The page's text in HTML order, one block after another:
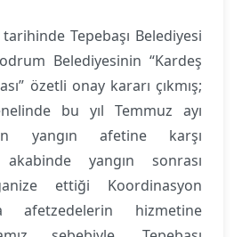
Tepebaşı Belediyesi
Belediyesinin “Kardeş
özetli onay kararı çıkmış;
bu yıl Temmuz ayı
yangın afetine karşı
yangın sonrası
ettiği Koordinasyon
afetzedelerin hizmetine